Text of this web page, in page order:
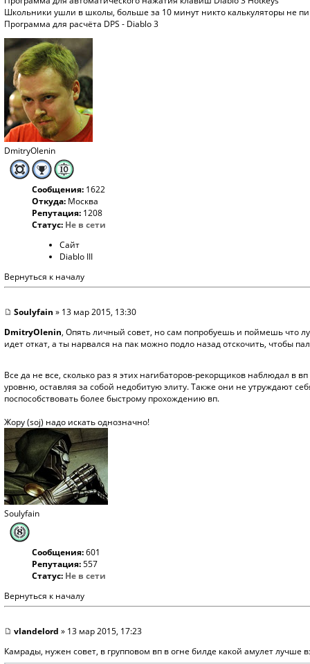
Школьники ушли в школы, больше за 10 минут никто калькуляторы не
Программа для расчёта DPS - Diablo 3
DmitryOlenin
Сообщения: 1622
Откуда: Москва
Репутация: 1208
Статус: Не в сети
Сайт
Diablo III
Вернуться к началу
Soulyfain » 13 мар 2015, 13:30
DmitryOlenin, Опять личный совет, но сам попробуешь и поймешь что
идет откат, а ты нарвался на пак можно подло назад отскочить, чтобы
Все да не все, сколько раз я этих нагибаторов-рекорщиков наблюдал в вп
уровню, оставляя за собой недобитую элиту. Также они не утруждают
поспособствовать более быстрому прохождению вп.
Жору (soj) надо искать однозначно!
Soulyfain
Сообщения:601
Репутация:557
Статус: Не в сети
Вернуться к началу
vlandelord » 13 мар 2015, 17:23
Камрады, нужен совет, в групповом вп в огне билде какой амулет лучше